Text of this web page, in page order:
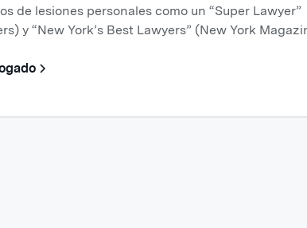
de lesiones personales como un “Super Lawyer”
y “New York’s Best Lawyers” (New York